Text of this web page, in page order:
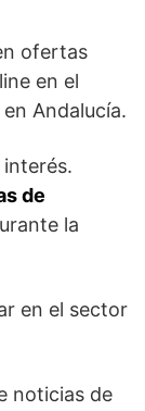
ofertas
en el
Andalucía.
de
la
en el sector
noticias de